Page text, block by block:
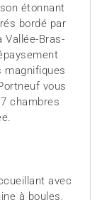
étonnant
bordé par
Vallée-Bras-
magnifiques
vous
chambres
avec
à boules,